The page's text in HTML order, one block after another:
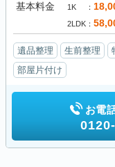
基本料金 1K
2LDK
遺品整理 生前整理
部屋片付け
お電